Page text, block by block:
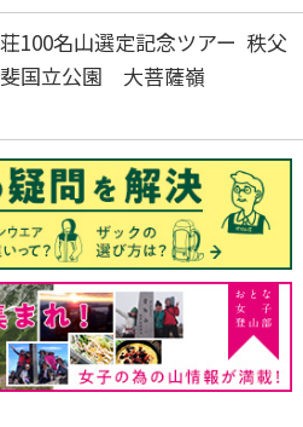
100名山選定記念ツアー 秩父
国立公園 大菩薩嶺